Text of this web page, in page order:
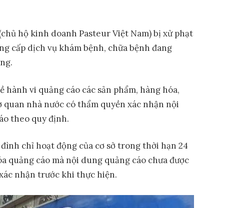
hộ kinh doanh Pasteur Việt Nam) bị xử phạt
cấp dịch vụ khám bệnh, chữa bệnh đang
hành vi quảng cáo các sản phẩm, hàng hóa,
nhà nước có thẩm quyền xác nhận nội
theo quy định.
chỉ hoạt động của cơ sở trong thời hạn 24
quảng cáo mà nội dung quảng cáo chưa được
nhận trước khi thực hiện.